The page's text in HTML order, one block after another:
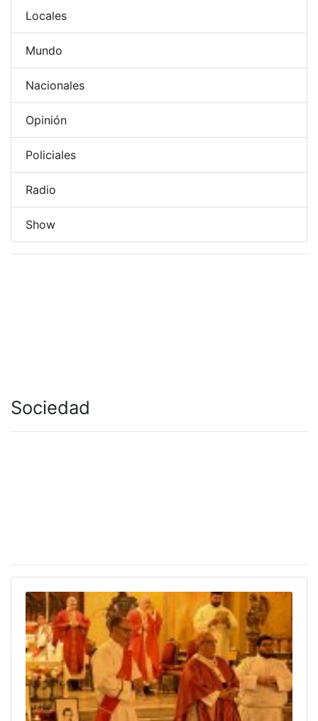
Locales
Mundo
Nacionales
Opinión
Policiales
Radio
Show
Sociedad